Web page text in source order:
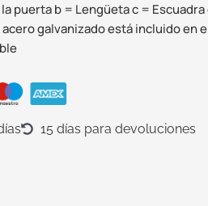
puerta b = Lengüeta c =
acero galvanizado está incluido
15 días para devoluciones